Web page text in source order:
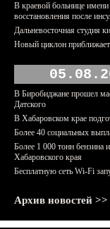
В краевой больнице
восстановления после
Дальневосточная студия
Новый циклон
В Биробиджане прошел
Датского
В Хабаровском крае
Более 40 социальных
Более 1 000 тонн бензина
Хабаровского края
Бесплатную сеть Wi-Fi
Архив новостей >>